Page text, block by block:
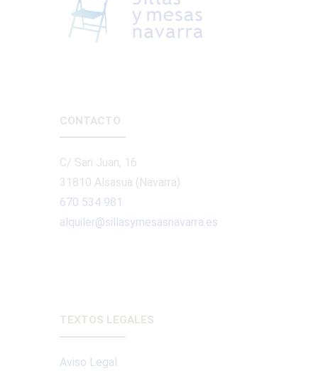
CONTACTO
C/ San Juan, 16
31810 Alsasua (Navarra)
670 534 981
alquiler@sillasymesasnavarra.es
TEXTOS LEGALES
Aviso Legal